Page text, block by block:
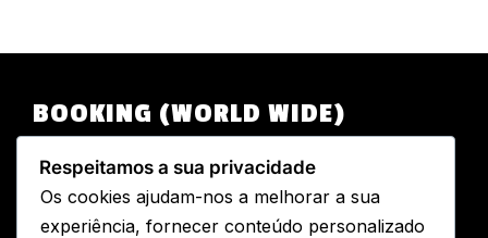
BOOKING (WORLD WIDE)
Head Production
artimusic@example.com@example.com
000 1442 53 88
Respeitamos a sua privacidade
Os cookies ajudam-nos a melhorar a sua
experiência, fornecer conteúdo personalizado